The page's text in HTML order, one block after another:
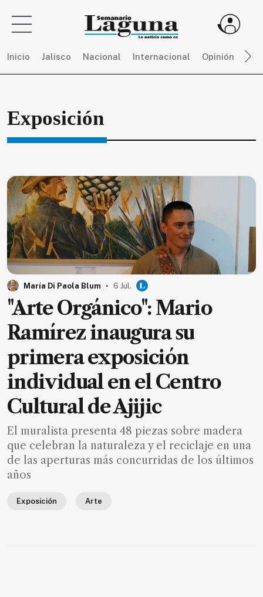
Inicio Jalisco Nacional Internacional Opinión
toda
la
actualidad
únete
a
SEMANARIO
LAGUNA
por
$
150
MXN
el
mes.
Suscríbete ahora
NOTICIAS
Jalisco
Nacional
Internacional
Opinión
Deportes
Exposición
María Di Paola Blum . 6 Jul.
"Arte Orgánico": Mario
Ramírez inaugura su
primera exposición
individual en el Centro
Cultural de Ajijic
El muralista presenta 48 piezas sobre madera
que celebran la naturaleza y el reciclaje en una
de las aperturas más concurridas de los últimos
años
Exposición Arte